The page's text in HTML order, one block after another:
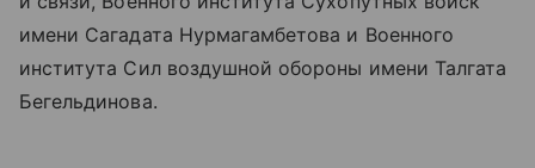
имени Сагадата Нурмагамбетова и Военного
института Сил воздушной обороны имени Талгата
Бегельдинова.